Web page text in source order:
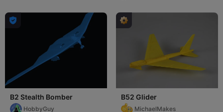

B2 Stealth Bomber
HobbyGuy
B52 Glider
MichaelMakes